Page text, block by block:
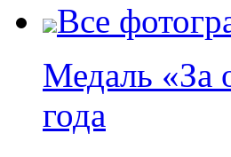
Все
Медаль «За
года